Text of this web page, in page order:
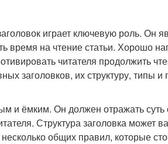
играет ключевую роль. Он
время на чтение статьи. Хорошо
читателя продолжить
заголовков, их структуру, типы и
и ёмким. Он должен отражать суть
Структура заголовка может
общих правил, которые